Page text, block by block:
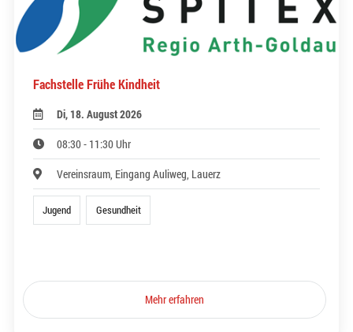
Fachstelle Frühe Kindheit
Di, 18. August 2026
08:30 - 11:30 Uhr
Vereinsraum, Eingang Auliweg, Lauerz
Jugend Gesundheit
Mehr erfahren